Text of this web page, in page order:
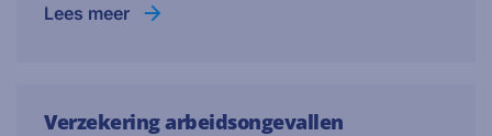
Lees meer
Verzekering arbeidsongevallen